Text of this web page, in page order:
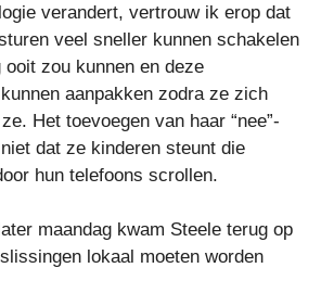
verandert, vertrouw ik erop dat
veel sneller kunnen schakelen
zou kunnen en deze
aanpakken zodra ze zich
Het toevoegen van haar “nee”-
dat ze kinderen steunt die
hun telefoons scrollen.
maandag kwam Steele terug op
lokaal moeten worden